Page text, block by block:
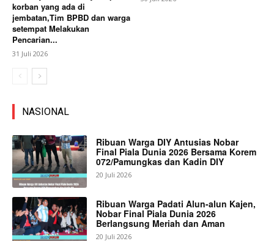
korban yang ada di
jembatan,Tim BPBD dan warga
setempat Melakukan
Pencarian...
31 Juli 2026
NASIONAL
Ribuan Warga DIY Antusias Nobar
Final Piala Dunia 2026 Bersama Korem
072/Pamungkas dan Kadin DIY
20 Juli 2026
Ribuan Warga Padati Alun-alun Kajen,
Nobar Final Piala Dunia 2026
Berlangsung Meriah dan Aman
20 Juli 2026